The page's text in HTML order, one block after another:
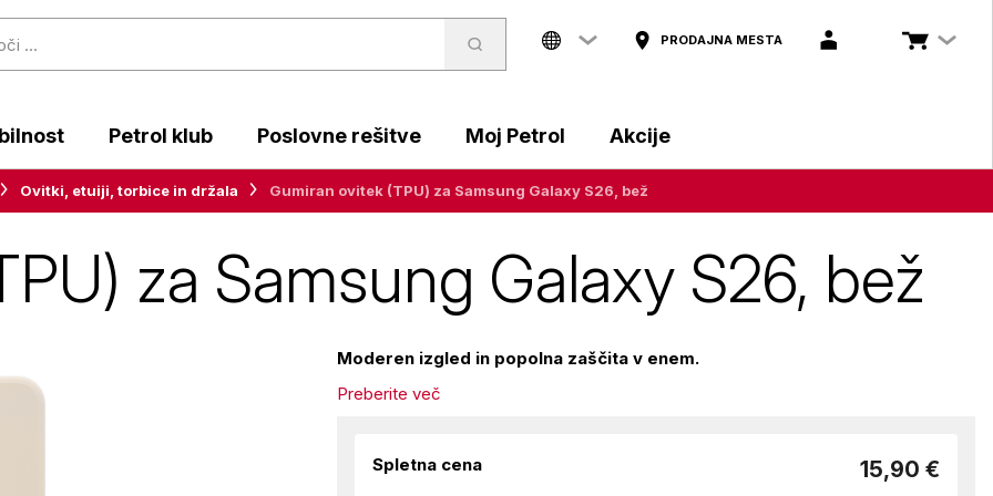
PRODAJNA MESTA
Petrol klub Poslovne rešitve Moj Petrol Akcije
Ovitki, etuiji, torbice in držala Gumiran ovitek (TPU) za Samsung Galaxy S26, bež
za Samsung Galaxy S26, bež
Moderen izgled in popolna zaščita v enem.
Preberite več
Spletna cena 15,90 €